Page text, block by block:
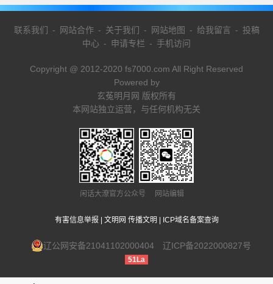
联系我们 - 网站合作- 关于我们 - 网站地图 - 给我留言 - 投稿
中心 - 申请专栏 - 手机访问
Copyright @ 2012-2020 fs7000.com All Right Reserved
Powered by
玄菟明月网 版权所有
本网站独立运营，与任何机构无关
闲话大潦官方公众号 网站编辑
有害信息举报 文明网 传播文明 ICP域名备案查询
辽公网安备21041102000404 辽ICP备2022000827号
51La